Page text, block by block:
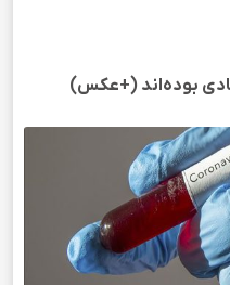
بوده‌اند (+عکس)